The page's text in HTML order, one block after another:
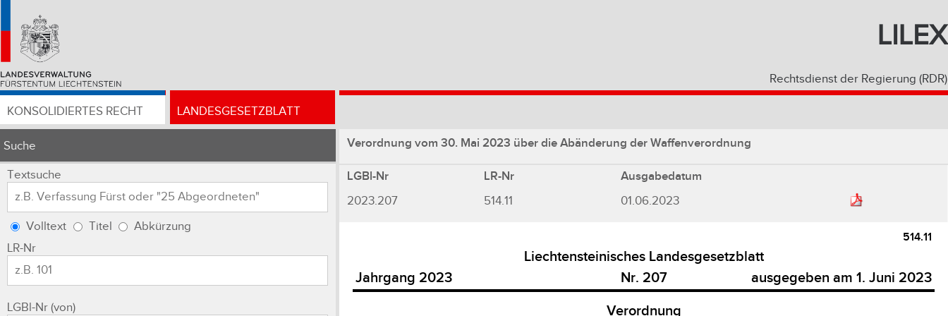
LILEX
Rechtsdienst der Regierung (RDR)
KONSOLIDIERTES RECHT LANDESGESETZBLATT
Suche
Textsuche
Volltext Titel
Abkürzung
LR-Nr
LGBl-Nr (von)
Verordnung vom 30. Mai 2023 über die Abänderung der Waffenverordnung
LGBl-Nr LR-Nr Ausgabedatum
2023.207 514.11 01.06.2023